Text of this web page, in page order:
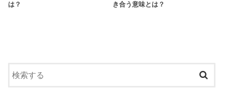
は？
き合う意味とは？